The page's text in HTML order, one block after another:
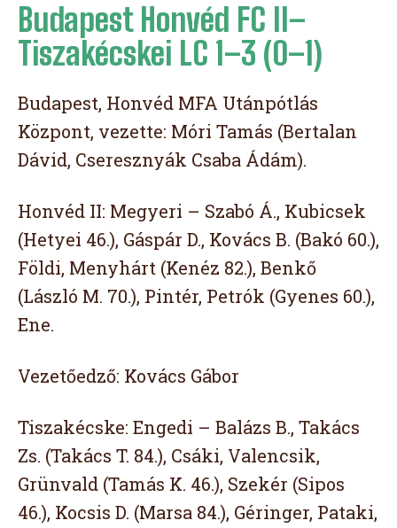
Budapest Honvéd FC II–
Tiszakécskei LC 1–3 (0–1)
Budapest, Honvéd MFA Utánpótlás
Központ, vezette: Móri Tamás (Bertalan
Dávid, Cseresznyák Csaba Ádám).
Honvéd II: Megyeri – Szabó Á., Kubicsek
(Hetyei 46.), Gáspár D., Kovács B. (Bakó 60.),
Földi, Menyhárt (Kenéz 82.), Benkő
(László M. 70.), Pintér, Petrók (Gyenes 60.),
Ene.
Vezetőedző: Kovács Gábor
Tiszakécske: Engedi – Balázs B., Takács
Zs. (Takács T. 84.), Csáki, Valencsik,
Grünvald (Tamás K. 46.), Szekér (Sipos
46.), Kocsis D. (Marsa 84.), Géringer, Pataki,